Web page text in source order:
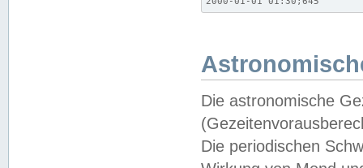
Die astronomische
Die periodischen